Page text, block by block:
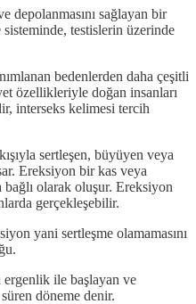
depolanmasını sağlayan bir
testislerin üzerinde
bedenlerden daha çeşitli
özellikleriyle doğan insanları
interseks kelimesi tercih
sertleşen, büyüyen veya
Ereksiyon bir kas veya
olarak oluşur. Ereksiyon
gerçekleşebilir.
yani sertleşme olamamasını
ergenlik ile başlayan ve
döneme denir.